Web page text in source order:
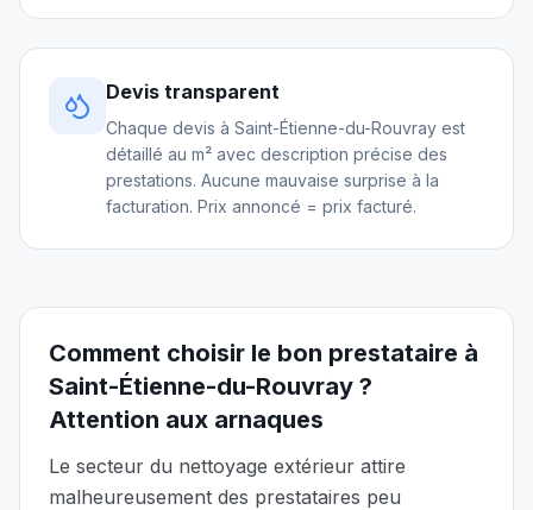
Devis transparent
Chaque devis à Saint-Étienne-du-Rouvray est
détaillé au m² avec description précise des
prestations. Aucune mauvaise surprise à la
facturation. Prix annoncé = prix facturé.
Comment choisir le bon prestataire à
Saint-Étienne-du-Rouvray ?
Attention aux arnaques
Le secteur du nettoyage extérieur attire
malheureusement des prestataires peu